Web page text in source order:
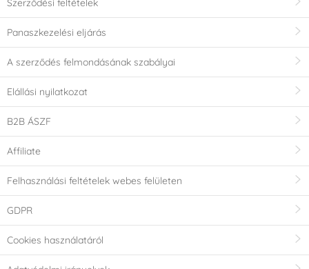
Szerződési feltételek
Panaszkezelési eljárás
A szerződés felmondásának szabályai
Elállási nyilatkozat
B2B ÁSZF
Affiliate
Felhasználási feltételek webes felületen
GDPR
Cookies használatáról